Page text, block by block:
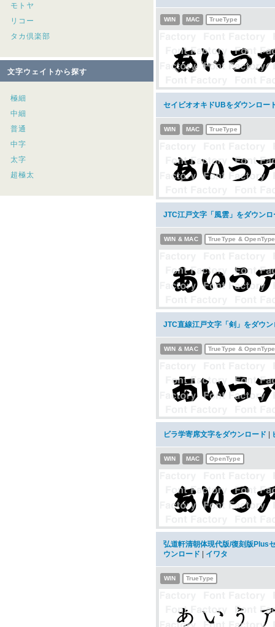
モトヤ
リコー
タカ倶楽部
文字ウェイトから探す
極細
中細
普通
中字
太字
超極太
WIN MAC TrueType
セイビオオキドUBをダウンロー
WIN MAC TrueType
JTC江戸文字「風雲」をダウンロ
WIN & MAC TrueType & OpenType
JTC直線江戸文字「剣」をダウン
WIN & MAC TrueType & OpenType
ビラ学寄席文字をダウンロード
WIN MAC OpenType
弘道軒清朝体現代版/復刻版Plus
ウンロード
イワタ
WIN TrueType